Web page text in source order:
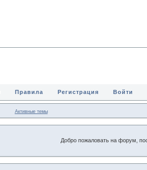
Правила Регистрация Войти
Активные темы
Добро пожаловать на форум,